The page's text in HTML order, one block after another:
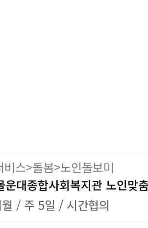
비스>돌봄>노인돌보미
대종합사회복지관 노인맞
/ 주 5일 / 시간협의